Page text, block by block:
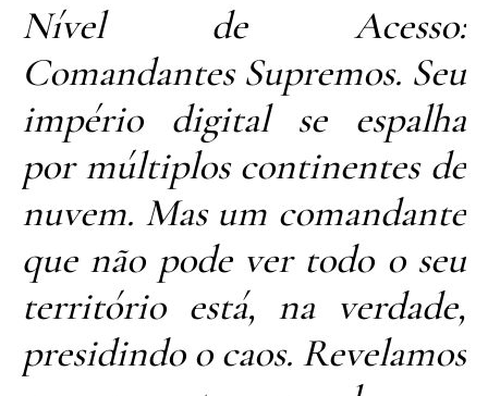
Nível de Acesso:
Comandantes Supremos. Seu
império digital se espalha
por múltiplos continentes de
nuvem. Mas um comandante
que não pode ver todo o seu
território está, na verdade,
presidindo o caos. Revelamos